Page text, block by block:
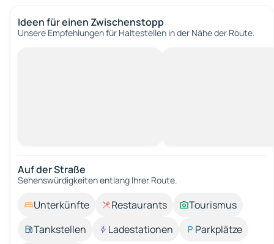
Ideen für einen Zwischenstopp
Unsere Empfehlungen für Haltestellen in der Nähe der Route.
Auf der Straße
Sehenswürdigkeiten entlang Ihrer Route.
Unterkünfte Restaurants
Tourismus
Tankstellen
Ladestationen
Parkplätze